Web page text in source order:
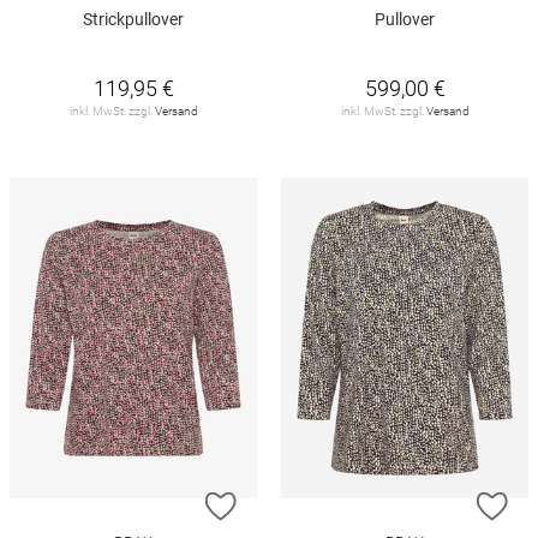
Strickpullover
119,95 €
inkl. MwSt. zzgl. Versand
Pullover
599,00 €
inkl. MwSt. zzgl. Versand
ZUR WUNSCHLISTE HINZUFÜGEN